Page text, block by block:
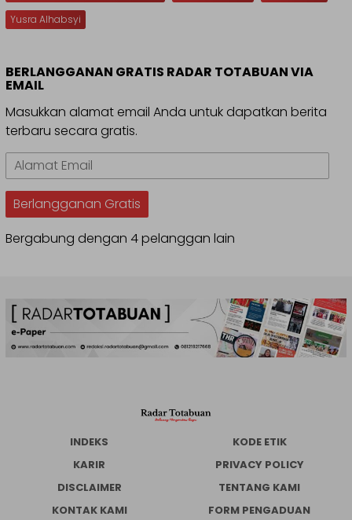
Yusra Alhabsyi
BERLANGGANAN GRATIS RADAR TOTABUAN VIA
EMAIL
Masukkan alamat email Anda untuk dapatkan berita
terbaru secara gratis.
Alamat
Email
Berlangganan Gratis
Bergabung dengan 4 pelanggan lain
INDEKS
KODE ETIK
KARIR
PRIVACY POLICY
DISCLAIMER
TENTANG KAMI
KONTAK KAMI
FORM PENGADUAN